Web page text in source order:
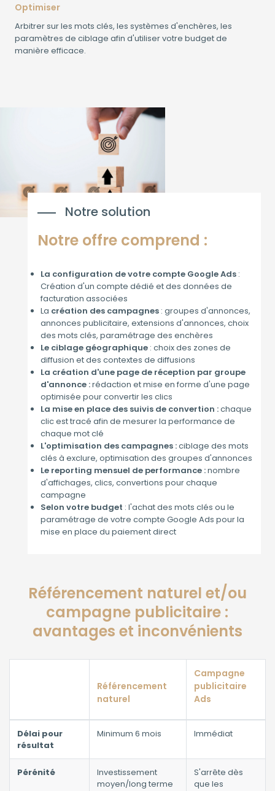
Optimiser
Arbitrer sur les mots clés, les systèmes d'enchères, les
paramètres de ciblage afin d'utiliser votre budget de
manière efficace.
Notre solution
Notre offre comprend :
La configuration de votre compte Google Ads:
Création d'un compte dédié et des données de
facturation associées
La création des campagnes: groupes d'annonces,
annonces publicitaire, extensions d'annonces, choix
des mots clés, paramétrage des enchères
Le ciblage géographique: choix des zones de
diffusion et des contextes de diffusions
La création d'une page de réception par groupe
d'annonce :rédaction et mise en forme d'une page
optimisée pour convertir les clics
La mise en place des suivis de convertion :chaque
clic est tracé afin de mesurer la performance de
chaque mot clé
L'optimisation des campagnes :ciblage des mots
clés à exclure, optimisation des groupes d'annonces
Le reporting mensuel de performance :nombre
d'affichages, clics, convertions pour chaque
campagne
Selon votre budget : l'achat des mots clés ou le
paramétrage de votre compte Google Ads pour la
mise en place du paiement direct
Référencement naturel et/ou
campagne publicitaire :
avantages et inconvénients
Référencement
naturel
Campagne
publicitaire
Ads
Délai pour
résultat
Minimum 6 mois Immédiat
Pérénité
Investissement
moyen/long terme
S'arrête dès
que les